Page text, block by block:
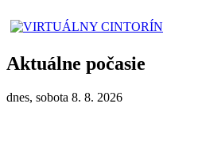
Aktuálne počasie
dnes, sobota 8. 8. 2026